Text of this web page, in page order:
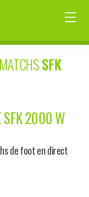
SFK
SFK 2000 W
de foot en direct